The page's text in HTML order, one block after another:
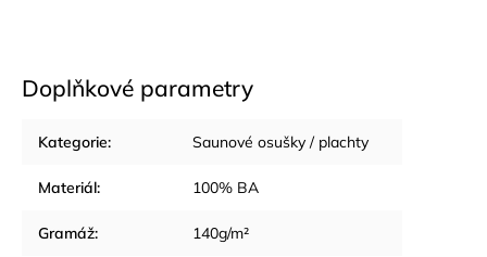
Doplňkové parametry
Kategorie: Saunové osušky / plachty
Materiál: 100% BA
Gramáž: 140g/m²